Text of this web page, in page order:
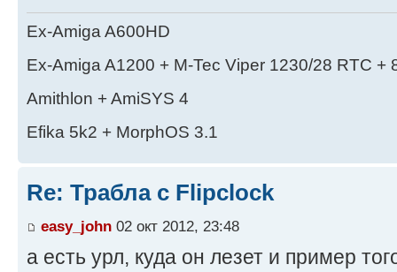
Ex-Amiga A600HD
Ex-Amiga A1200 + M-Tec Viper 1230/28 RTC +
Amithlon + AmiSYS 4
Efika 5k2 + MorphOS 3.1
Re: Трабла с Flipclock
easy_john 02 окт 2012, 23:48
а есть урл, куда он лезет и пример